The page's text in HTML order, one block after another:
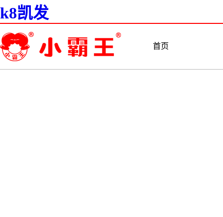
k8凯发
首页